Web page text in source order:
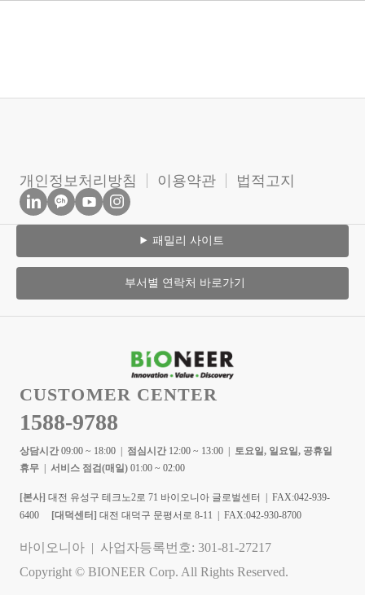
개인정보처리방침 이용약관 법적고지
패밀리 사이트
부서별 연락처 바로가기
CUSTOMER CENTER
1588-9788
상담시간 09:00 ~ 18:00 | 점심시간 12:00 ~ 13:00 | 토요일, 일요일, 공휴일
휴무
서비스 점검(매일) 01:00 ~ 02:00
[본사] 대전 유성구 테크노2로 71 바이오니아 글로벌센터 | FAX:042-939-
6400
[대덕센터] 대전 대덕구 문평서로 8-11 | FAX:042-930-8700
바이오니아 | 사업자등록번호: 301-81-27217
Copyright © BIONEER Corp. All Rights Reserved.